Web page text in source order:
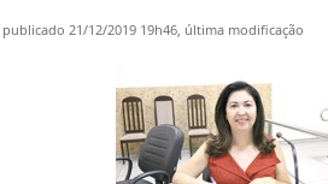
publicado 21/12/2019 19h46, última modificação